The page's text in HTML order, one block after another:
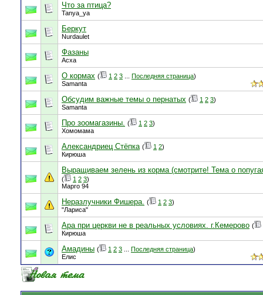
Что за птица?
Tanya_ya
Беркут
Nurdaulet
Фазаны
Асха
О кормах ( 1 2 3 Последняя страница)
Samanta
Обсудим важные темы о пернатых ( 1 2 3)
Samanta
Про зоомагазины. ( 1 2 3)
Хомомама
Александриец Стёпка ( 1 2)
Кирюша
Выращиваем зелень из корма (смотрите! Тема о
( 1 2 3)
Марго 94
Неразлучники Фишера. ( 1 2 3)
"Лариса"
Ара при церкви не в реальных условиях. г.Кемерово (
Кирюша
Амадины ( 1 2 3 Последняя страница)
Елис